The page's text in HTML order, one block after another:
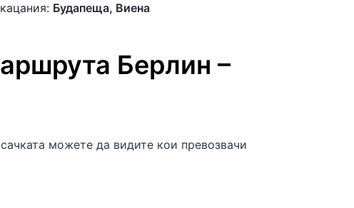
Будапеща, Виена
Берлин –
можете да видите кои превозвачи